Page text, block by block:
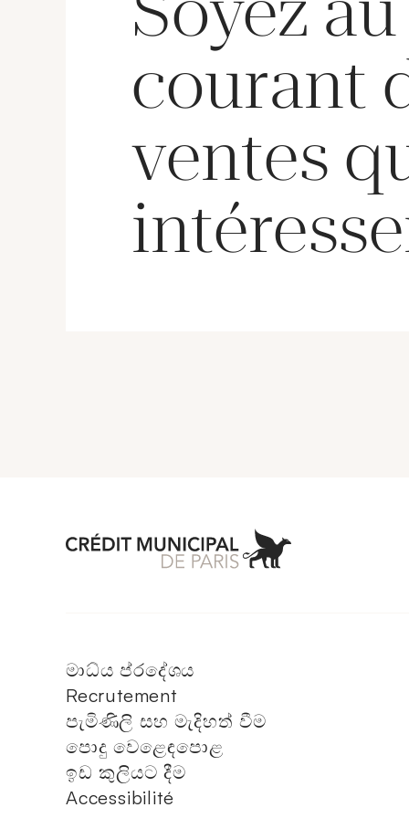
courant
ventes
Aller à l'accueil
මාධ්ය ප්රදේශය
Recrutement
පැමිණිලි සහ මැදිහත් වීම
පොදු වෙළෙඳපොළ
ඉඩ කුලියට දීම
Accessibilité